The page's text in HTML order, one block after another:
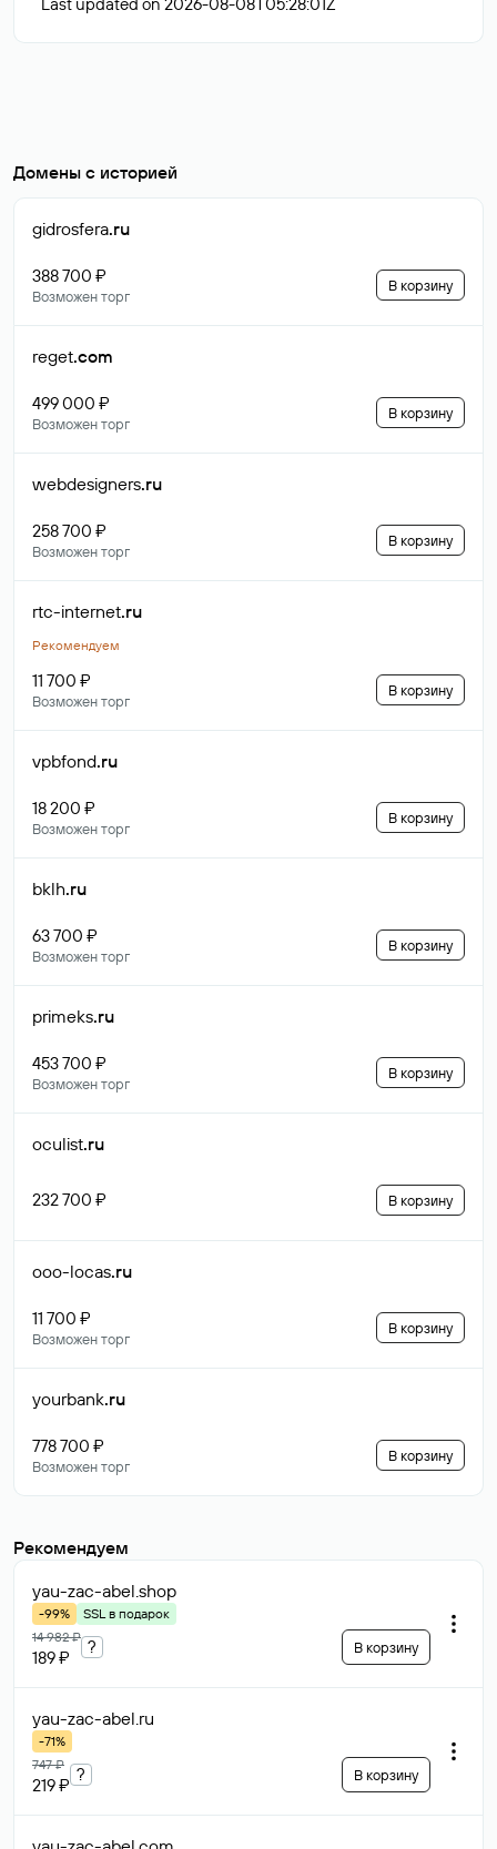
Домены с историей
gidrosfera.ru
388 700 ₽
Возможен торг
В корзину
reget.com
499 000 ₽
Возможен торг
В корзину
webdesigners.ru
258 700 ₽
Возможен торг
В корзину
rtc-internet.ru
Рекомендуем
11 700 ₽
Возможен торг
В корзину
vpbfond.ru
18 200 ₽
Возможен торг
В корзину
bklh.ru
63 700 ₽
Возможен торг
В корзину
primeks.ru
453 700 ₽
Возможен торг
В корзину
oculist.ru
232 700 ₽ В корзину
ooo-locas.ru
11 700 ₽
Возможен торг
В корзину
yourbank.ru
778 700 ₽
Возможен торг
В корзину
Рекомендуем
yau-zac-abel.shop
-99%
SSL в подарок
14 982 ₽
189 ₽
? В корзину
yau-zac-abel.ru
-71%
747 ₽
219 ₽
? В корзину